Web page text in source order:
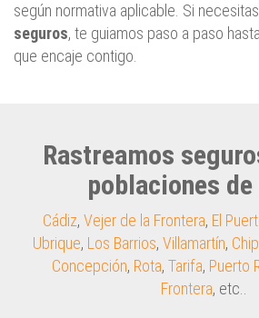
según normativa aplicable. Si
seguros, te guiamos paso a paso
que encaje contigo.
Rastreamos
poblaciones de
Cádiz, Vejer de la Frontera, El
Ubrique, Los Barrios, Villamartín,
Concepción, Rota, Tarifa, Puerto
Frontera, etc..